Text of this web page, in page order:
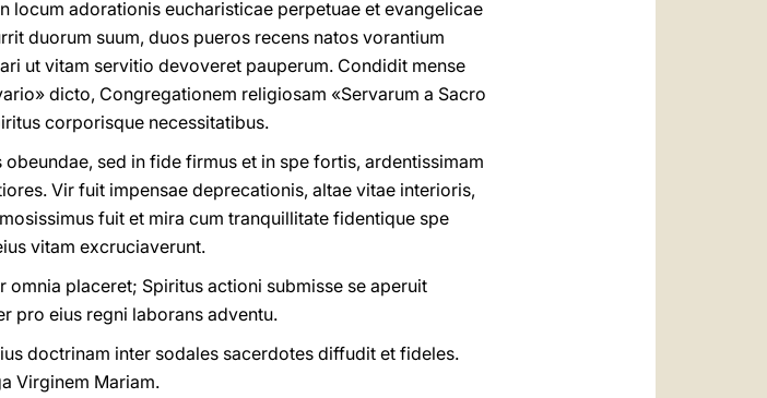
locum adorationis eucharisticae perpetuae et evangelicae
duorum suum, duos pueros recens natos vorantium
ut vitam servitio devoveret pauperum. Condidit mense
dicto, Congregationem religiosam «Servarum a Sacro
corporisque necessitatibus.
sed in fide firmus et in spe fortis, ardentissimam
Vir fuit impensae deprecationis, altae vitae interioris,
fuit et mira cum tranquillitate fidentique spe
vitam excruciaverunt.
placeret; Spiritus actioni submisse se aperuit
pro eius regni laborans adventu.
doctrinam inter sodales sacerdotes diffudit et fideles.
Virginem Mariam.